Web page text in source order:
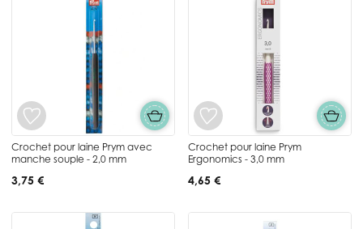
Crochet pour laine Prym avec
manche souple - 2,0 mm
3,75 €
Crochet pour laine Prym
Ergonomics - 3,0 mm
4,65 €